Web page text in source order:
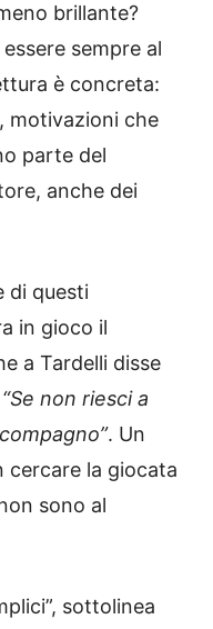
brillante?
sempre al
è concreta:
motivazioni che
parte del
anche dei
di questi
in gioco il
a Tardelli disse
“Se non riesci a
. Un
cercare la giocata
sono al
sottolinea